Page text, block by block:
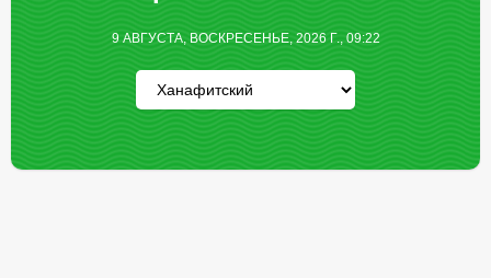
9 АВГУСТА, ВОСКРЕСЕНЬЕ, 2026 Г., 09:22